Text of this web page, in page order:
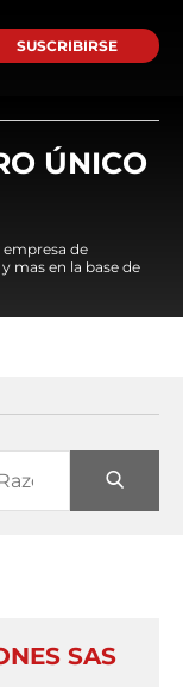
SUSCRIBIRSE
ÚNICO
empresa de
mas en la base de
SAS